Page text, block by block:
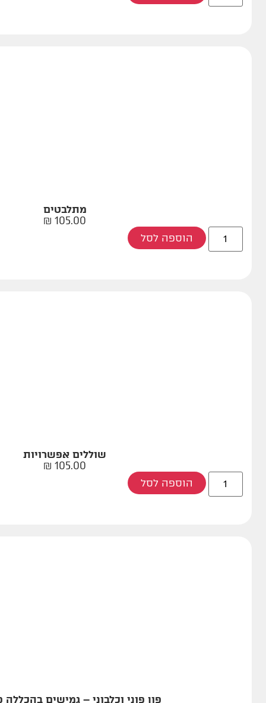
מתלבטים
105.00
₪
הוספה לסל
שוללים אפשרויות
105.00
₪
הוספה לסל
פון פוני וכלבוני – גמישים בהכללה